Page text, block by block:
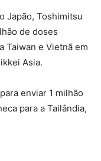
Japão, Toshimitsu
de doses
Taiwan e Vietnã em
Asia.
enviar 1 milhão
para a Tailândia,